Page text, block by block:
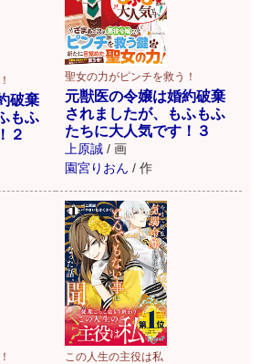
破棄
もふ
２
聖女の力がピンチを救う！
元獣医の令嬢は婚約破棄
されましたが、もふもふ
たちに大人気です！３
上原誠 / 画
園宮りおん / 作
この人生の主役は私